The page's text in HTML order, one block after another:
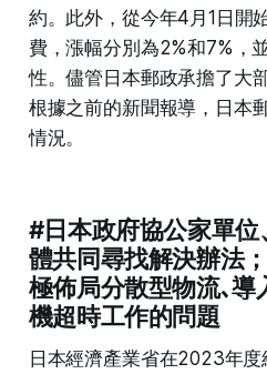
約。此外，從今年4月1日開
費，漲幅分別為2%和7%，
性。儘管日本郵政承擔了大
根據之前的新聞報導，日本
情況。
#日本政府協公家單
體共同尋找解決辦法
極佈局分散型物流､導
機超時工作的問題
日本經濟產業省在2023年